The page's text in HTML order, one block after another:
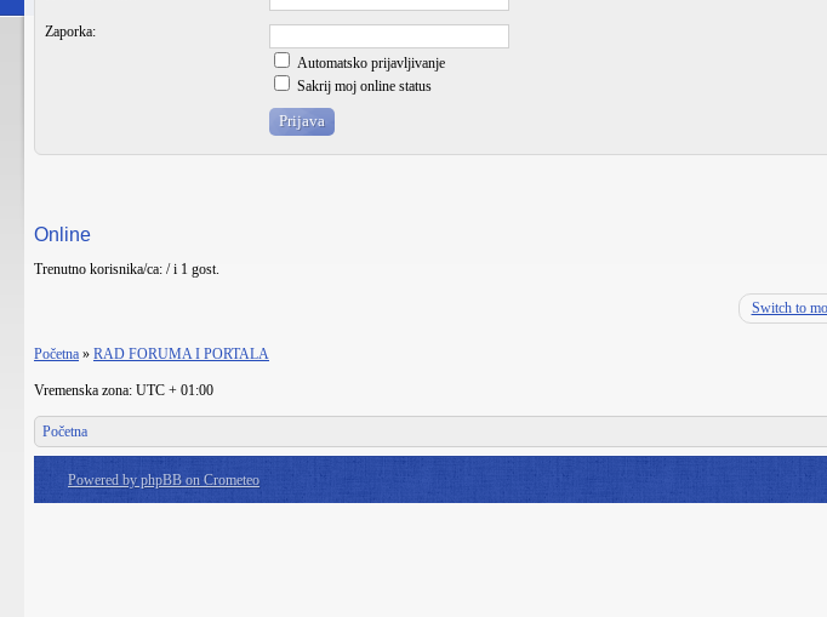
Zaporka:
Automatsko prijavljivanje
Sakrij moj online status
Online
Trenutno korisnika/ca: / i 1 gost.
Switch to
Početna » RAD FORUMA I PORTALA
Vremenska zona: UTC + 01:00
Početna
Powered by phpBB on Crometeo